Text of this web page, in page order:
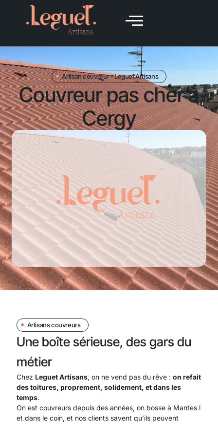
Artisan couvreur - Leguet Artisans
Couvreur pas cher à
Cergy
Artisans couvreurs
Une boîte sérieuse, des gars du
métier
Chez Leguet Artisans, on ne vend pas du rêve : on refait
des toitures, proprement, solidement, et dans les
temps.
On est couvreurs depuis des années, on bosse à Mantes l
et dans le coin, et nos clients savent qu’ils peuvent